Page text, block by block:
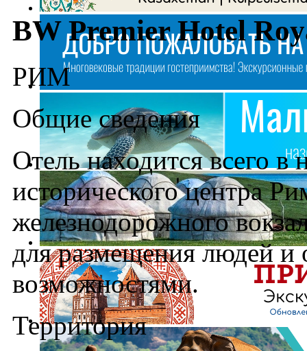
BW Premier Hotel
РИМ
Общие сведения
Отель находится всего в
исторического центра
железнодорожного
для размещения людей
возможностями.
Территория